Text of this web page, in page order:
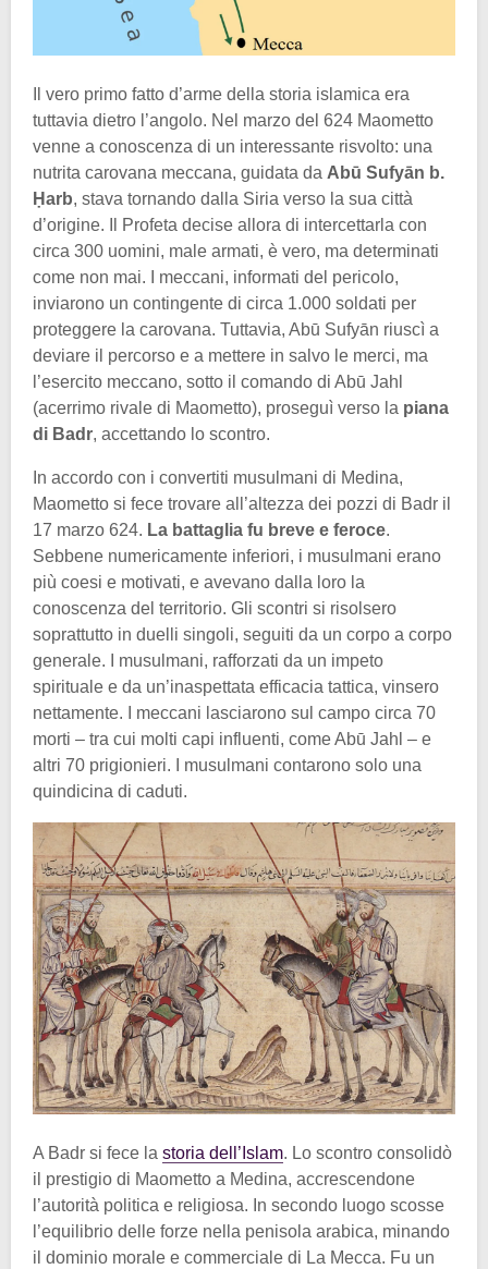
Il vero primo fatto d’arme della storia islamica era
tuttavia dietro l’angolo. Nel marzo del 624 Maometto
venne a conoscenza di un interessante risvolto: una
nutrita carovana meccana, guidata da Abū Sufyān b.
Ḥarb, stava tornando dalla Siria verso la sua città
d’origine. Il Profeta decise allora di intercettarla con
circa 300 uomini, male armati, è vero, ma determinati
come non mai. I meccani, informati del pericolo,
inviarono un contingente di circa 1.000 soldati per
proteggere la carovana. Tuttavia, Abū Sufyān riuscì a
deviare il percorso e a mettere in salvo le merci, ma
l’esercito meccano, sotto il comando di Abū Jahl
(acerrimo rivale di Maometto), proseguì verso la piana
di Badr, accettando lo scontro.
In accordo con i convertiti musulmani di Medina,
Maometto si fece trovare all’altezza dei pozzi di Badr il
17 marzo 624. La battaglia fu breve e feroce.
Sebbene numericamente inferiori, i musulmani erano
più coesi e motivati, e avevano dalla loro la
conoscenza del territorio. Gli scontri si risolsero
soprattutto in duelli singoli, seguiti da un corpo a corpo
generale. I musulmani, rafforzati da un impeto
spirituale e da un’inaspettata efficacia tattica, vinsero
nettamente. I meccani lasciarono sul campo circa 70
morti – tra cui molti capi influenti, come Abū Jahl – e
altri 70 prigionieri. I musulmani contarono solo una
quindicina di caduti.
A Badr si fece la storia dell’Islam. Lo scontro consolidò
il prestigio di Maometto a Medina, accrescendone
l’autorità politica e religiosa. In secondo luogo scosse
l’equilibrio delle forze nella penisola arabica, minando
il dominio morale e commerciale di La Mecca. Fu un